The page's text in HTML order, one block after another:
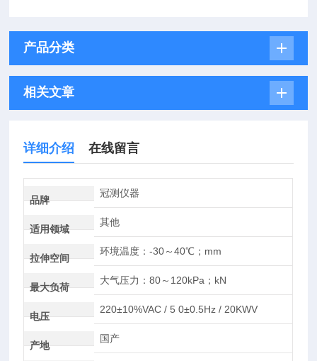
产品分类
相关文章
详细介绍 在线留言
品牌
冠测仪器
适用领域
其他
拉伸空间
环境温度：-30～40℃；mm
最大负荷
大气压力：80～120kPa；kN
电压
220±10%VAC / 5 0±0.5Hz / 20KWV
产地
国产